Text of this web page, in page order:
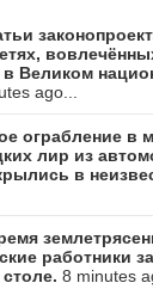
Великом
ago...
ограбление в
лир из
в
работники
8 minutes